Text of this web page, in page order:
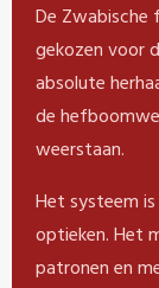
De Zwabische
gekozen voor
absolute
de
weerstaan.
Het systeem
optieken. Het
patronen en